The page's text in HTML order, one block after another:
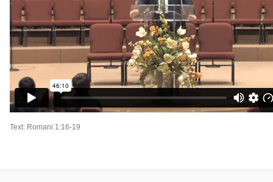
Text: Romani 1:16-19